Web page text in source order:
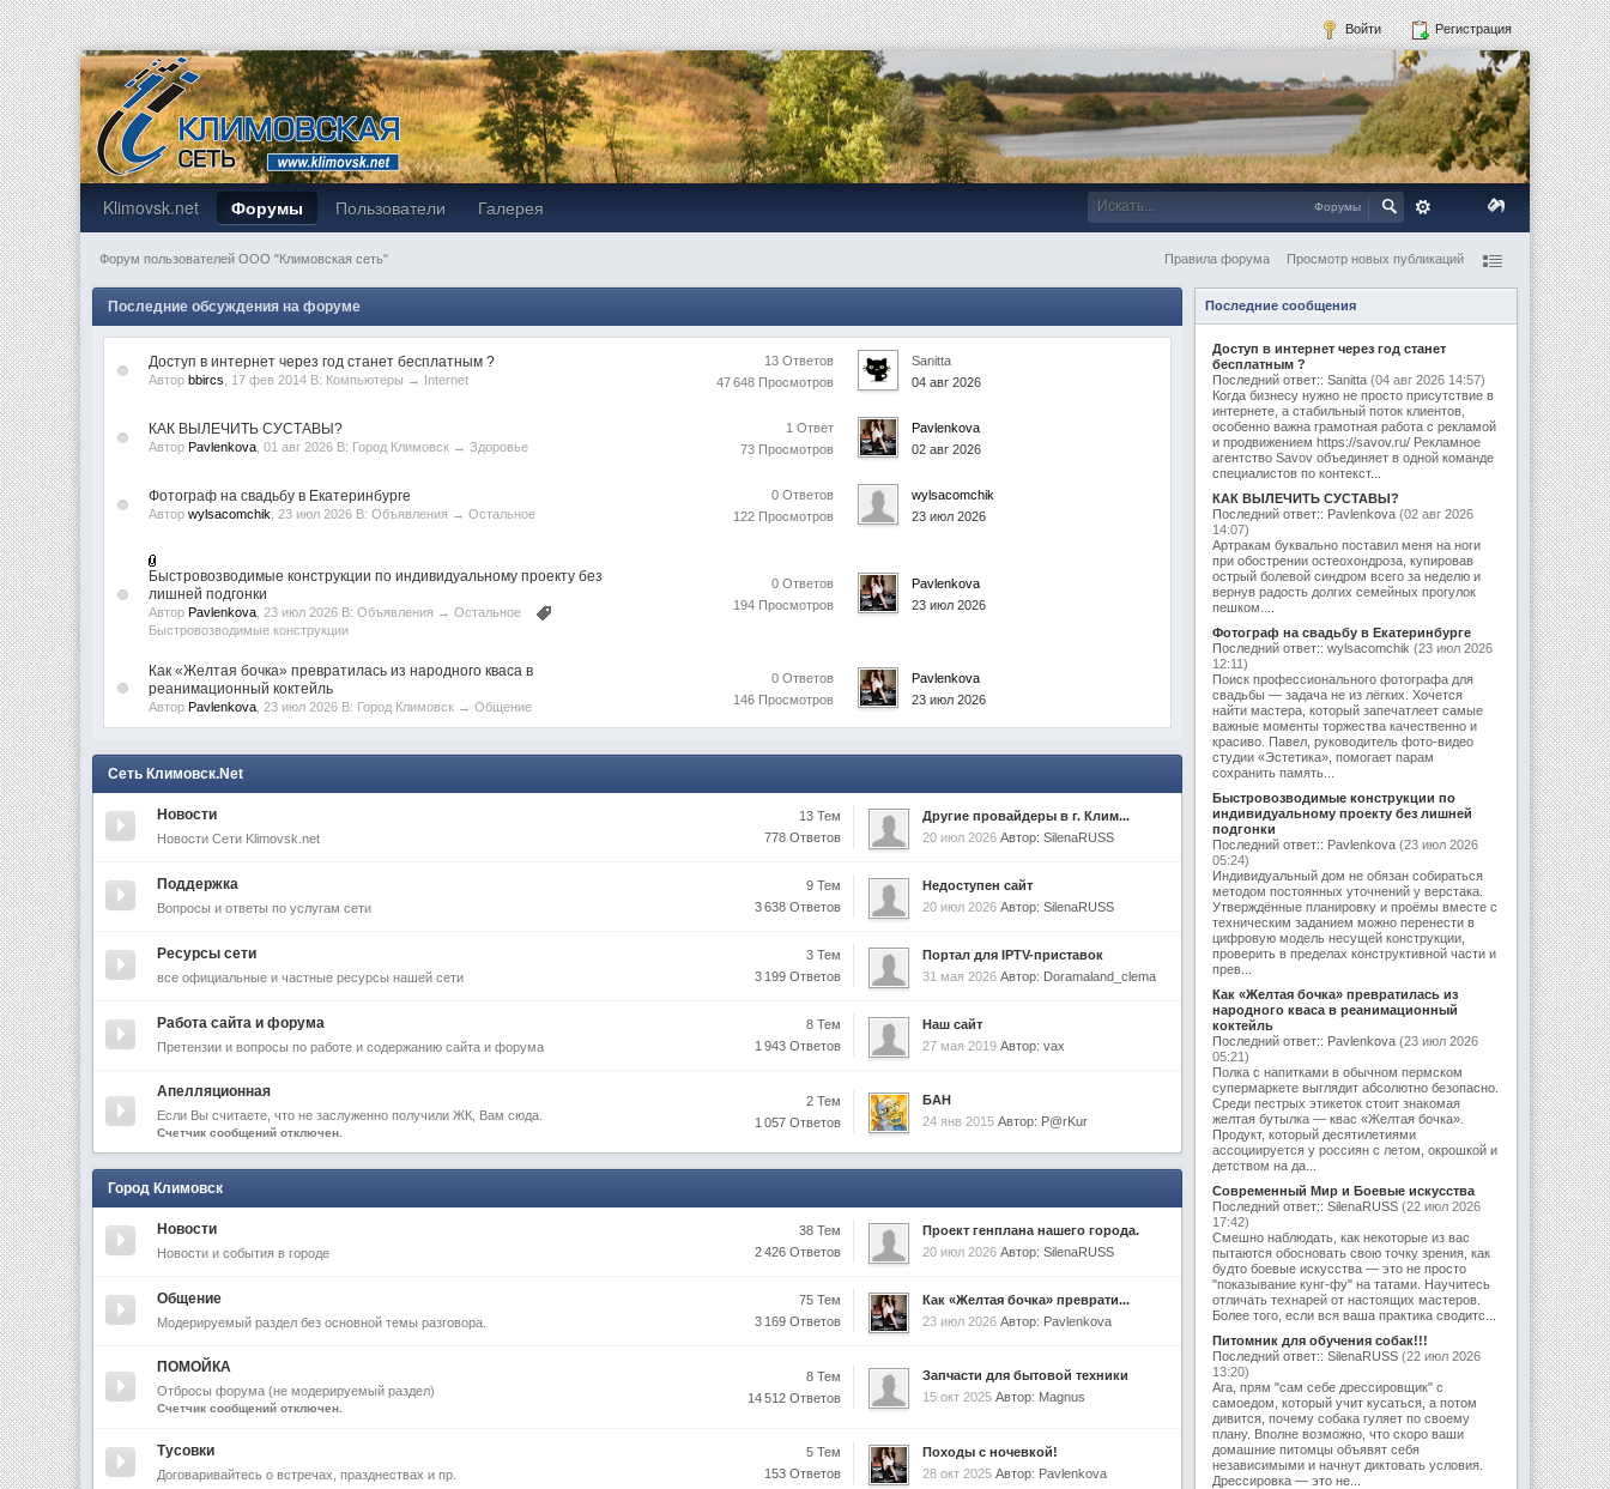
Войти Регистрация
Форумы
Klimovsk.net Форумы Пользователи Галерея
Форум пользователей ООО "Климовская сеть" Правила форума Просмотр новых публикаций
Последние обсуждения на форуме
Доступ в интернет через год станет бесплатным ?
Авторbbircs , 17 фев 2014 В: Компьютеры → Internet
13 Ответов
47 648 Просмотров
Sanitta
04 авг 2026
КАК ВЫЛЕЧИТЬ СУСТАВЫ?
АвторPavlenkova , 01 авг 2026 В: Город Климовск →Здоровье
1 Ответ
73 Просмотров
Pavlenkova
02 авг 2026
Фотограф на свадьбу в Екатеринбурге
Авторwylsacomchik , 23 июл 2026 В:Объявления →Остальное
0 Ответов
122 Просмотров
wylsacomchik
23 июл 2026
Быстровозводимые конструкции по индивидуальному проекту без
лишней подгонки
АвторPavlenkova , 23 июл 2026 В:Объявления →Остальное
Быстровозводимые конструкции
0 Ответов
194 Просмотров
Pavlenkova
23 июл 2026
Как «Желтая бочка» превратилась из народного кваса в
реанимационный коктейль
АвторPavlenkova , 23 июл 2026 В: Город Климовск →Общение
0 Ответов
146 Просмотров
Pavlenkova
23 июл 2026
Сеть Климовск.Net
Новости
Новости Сети Klimovsk.net
13 Тем
778 Ответов
Другие провайдеры в г. Клим...
20 июл 2026 Автор: SilenaRUSS
Поддержка
Вопросы и ответы по услугам сети
9 Тем
3 638 Ответов
Недоступен сайт
20 июл 2026 Автор: SilenaRUSS
Ресурсы сети
все официальные и частные ресурсы нашей сети
3 Тем
3 199 Ответов
Портал для IPTV-приставок
31 мая 2026 Автор: Doramaland_clema
Работа сайта и форума
Претензии и вопросы по работе и содержанию сайта и форума
8 Тем
1 943 Ответов
Наш сайт
27 мая 2019 Автор: vax
Апелляционная
Если Вы считаете, что не заслуженно получили ЖК, Вам сюда.
Счетчик сообщений отключен.
2 Тем
1 057 Ответов
БАН
24 янв 2015 Автор: P@rKur
Город Климовск
Новости
Новости и события в городе
38 Тем
2 426 Ответов
Проект генплана нашего города.
20 июл 2026 Автор: SilenaRUSS
Общение
Модерируемый раздел без основной темы разговора.
75 Тем
3 169 Ответов
Как «Желтая бочка» преврати...
23 июл 2026 Автор: Pavlenkova
ПОМОЙКА
Отбросы форума (не модерируемый раздел)
Счетчик сообщений отключен.
8 Тем
14 512 Ответов
Запчасти для бытовой техники
15 окт 2025 Автор: Magnus
Тусовки
Договаривайтесь о встречах, празднествах и пр.
5 Тем
153 Ответов
Походы с ночевкой!
28 окт 2025 Автор: Pavlenkova
Последние сообщения
Доступ в интернет через год станет
бесплатным ?
Последний ответ:: Sanitta (04 авг 2026 14:57)
Когда бизнесу нужно не просто присутствие в
интернете, а стабильный поток клиентов,
особенно важна грамотная работа с рекламой
и продвижением https://savov.ru/ Рекламное
агентство Savov объединяет в одной команде
специалистов по контекст...
КАК ВЫЛЕЧИТЬ СУСТАВЫ?
Последний ответ:: Pavlenkova (02 авг 2026
14:07)
Артракам буквально поставил меня на ноги
при обострении остеохондроза, купировав
острый болевой синдром всего за неделю и
вернув радость долгих семейных прогулок
пешком....
Фотограф на свадьбу в Екатеринбурге
Последний ответ:: wylsacomchik (23 июл 2026
12:11)
Поиск профессионального фотографа для
свадьбы — задача не из лёгких. Хочется
найти мастера, который запечатлеет самые
важные моменты торжества качественно и
красиво. Павел, руководитель фото-видео
студии «Эстетика», помогает парам
сохранить память...
Быстровозводимые конструкции по
индивидуальному проекту без лишней
подгонки
Последний ответ:: Pavlenkova (23 июл 2026
05:24)
Индивидуальный дом не обязан собираться
методом постоянных уточнений у верстака.
Утверждённые планировку и проёмы вместе с
техническим заданием можно перенести в
цифровую модель несущей конструкции,
проверить в пределах конструктивной части и
прев...
Как «Желтая бочка» превратилась из
народного кваса в реанимационный
коктейль
Последний ответ:: Pavlenkova (23 июл 2026
05:21)
Полка с напитками в обычном пермском
супермаркете выглядит абсолютно безопасно.
Среди пестрых этикеток стоит знакомая
желтая бутылка — квас «Желтая бочка».
Продукт, который десятилетиями
ассоциируется у россиян с летом, окрошкой и
детством на да...
Современный Мир и Боевые искусства
Последний ответ:: SilenaRUSS (22 июл 2026
17:42)
Смешно наблюдать, как некоторые из вас
пытаются обосновать свою точку зрения, как
будто боевые искусства — это не просто
"показывание кунг-фу" на татами. Научитесь
отличать технарей от настоящих мастеров.
Более того, если вся ваша практика сводитс...
Питомник для обучения собак!!!
Последний ответ:: SilenaRUSS (22 июл 2026
13:20)
Ага, прям "сам себе дрессировщик" с
самоедом, который учит кусаться, а потом
дивится, почему собака гуляет по своему
плану. Вполне возможно, что скоро ваши
домашние питомцы объявят себя
независимыми и начнут диктовать условия.
Дрессировка — это не...